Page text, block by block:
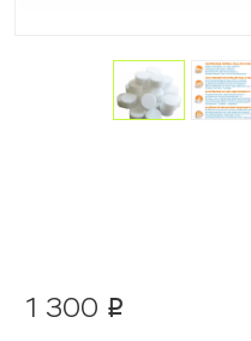
1 300 p